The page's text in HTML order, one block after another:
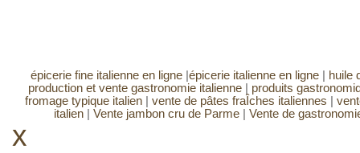
épicerie fine italienne en ligne|épicerie italienne en ligne| huile
production et vente gastronomie italienne| produits
fromage typique italien | vente de pâtes fraÎches italiennes |
italien| Vente jambon cru de Parme| Vente de
x